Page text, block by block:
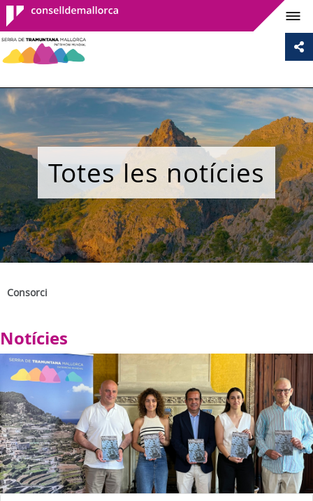
Consell de
Mallorca
Totes les notícies
Consorci
Notícies